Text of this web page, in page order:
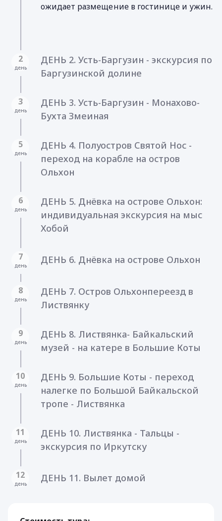
ожидает размещение в гостинице и ужин.
2
день
ДЕНЬ 2. Усть-Баргузин - экскурсия по
Баргузинской долине
3
день
ДЕНЬ 3. Усть-Баргузин - Монахово-
Бухта Змеиная
5
день
ДЕНЬ 4. Полуостров Святой Нос -
переход на корабле на остров
Ольхон
6
день
ДЕНЬ 5. Днёвка на острове Ольхон:
индивидуальная экскурсия на мыс
Хобой
7
день ДЕНЬ 6. Днёвка на острове Ольхон
8
день
ДЕНЬ 7. Остров Ольхонпереезд в
Листвянку
9
день
ДЕНЬ 8. Листвянка- Байкальский
музей - на катере в Большие Коты
10
день
ДЕНЬ 9. Большие Коты - переход
налегке по Большой Байкальской
тропе - Листвянка
11
день
ДЕНЬ 10. Листвянка - Тальцы -
экскурсия по Иркутску
12
день ДЕНЬ 11. Вылет домой